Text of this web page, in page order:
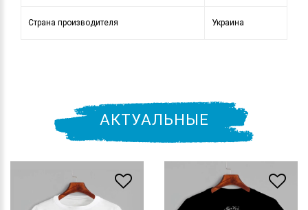
Страна производителя Украина
АКТУАЛЬНЫЕ